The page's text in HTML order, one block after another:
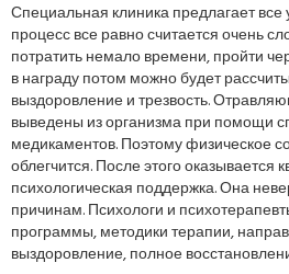
Специальная клиника предлагает все
процесс все равно считается очень
потратить немало времени, пройти
в награду потом можно будет
выздоровление и трезвость.
выведены из организма при помощи
медикаментов. Поэтому физическое
облегчится. После этого
психологическая поддержка. Она
причинам. Психологи и
программы, методики терапии,
выздоровление, полное